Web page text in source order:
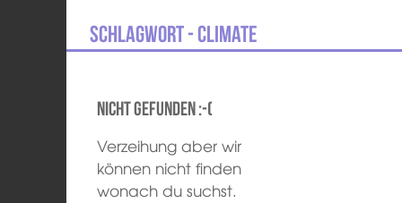
Schlagwort - climate
Nicht gefunden :-(
Verzeihung aber wir
können nicht finden
wonach du suchst.